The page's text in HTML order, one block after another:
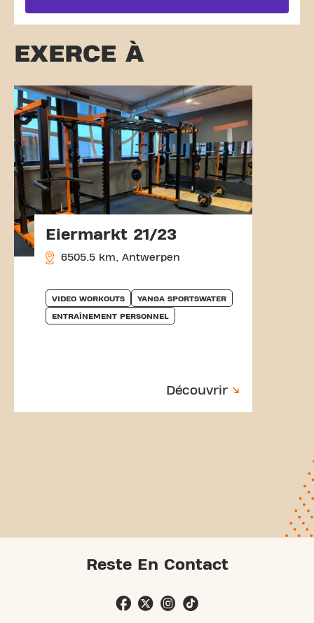
EXERCE À
Eiermarkt 21/23
6505.5 km, Antwerpen
VIDEO WORKOUTS YANGA SPORTSWATER
ENTRAÎNEMENT PERSONNEL
Découvrir
Reste En Contact